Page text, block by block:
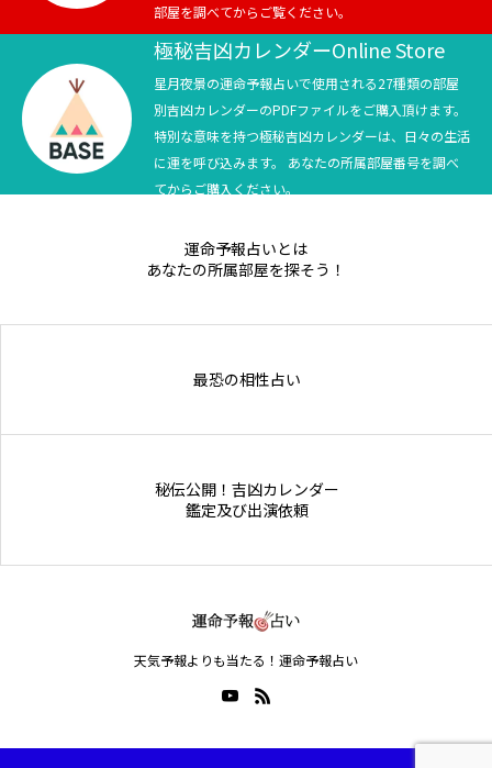
テニス四大大会・五輪
テニス四大大会・五輪
部屋を調べてからご覧ください。
極秘吉凶カレンダーOnline Store
星月夜景の運命予報占いで使用される27種類の部屋
別吉凶カレンダーのPDFファイルをご購入頂けます。
特別な意味を持つ極秘吉凶カレンダーは、日々の生活
に運を呼び込みます。 あなたの所属部屋番号を調べ
てからご購入ください。
運命予報占いとは
あなたの所属部屋を探そう！
最恐の相性占い
秘伝公開！吉凶カレンダー
鑑定及び出演依頼
天気予報よりも当たる！運命予報占い